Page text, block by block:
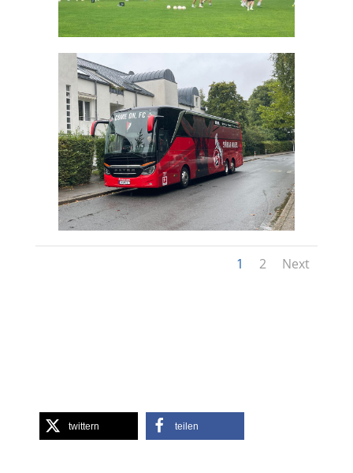
1 2 Next
twittern teilen